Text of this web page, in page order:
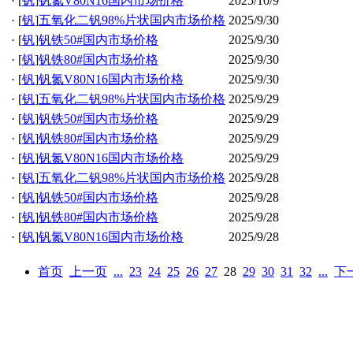
· [钒]五氧化二钒98%片状国内市场价格 2025/9/30
· [钒]钒铁50#国内市场价格
2025/9/30
· [钒]钒铁80#国内市场价格
2025/9/30
· [钒]钒氮V80N16国内市场价格
2025/9/30
· [钒]五氧化二钒98%片状国内市场价格 2025/9/29
· [钒]钒铁50#国内市场价格
2025/9/29
· [钒]钒铁80#国内市场价格
2025/9/29
· [钒]钒氮V80N16国内市场价格
2025/9/29
· [钒]五氧化二钒98%片状国内市场价格 2025/9/28
· [钒]钒铁50#国内市场价格
2025/9/28
· [钒]钒铁80#国内市场价格
2025/9/28
· [钒]钒氮V80N16国内市场价格 2025/9/28
首页 上一页 ... 23 24 25 26 27 28 29 30 31 32 ... 下